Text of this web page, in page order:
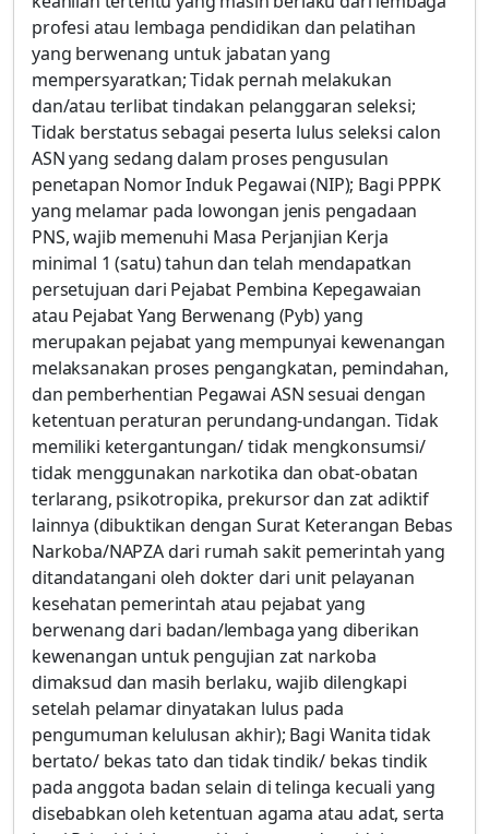
profesi atau lembaga pendidikan dan pelatihan
yang berwenang untuk jabatan yang
mempersyaratkan; Tidak pernah melakukan
dan/atau terlibat tindakan pelanggaran seleksi;
Tidak berstatus sebagai peserta lulus seleksi calon
ASN yang sedang dalam proses pengusulan
penetapan Nomor Induk Pegawai (NIP); Bagi PPPK
yang melamar pada lowongan jenis pengadaan
PNS, wajib memenuhi Masa Perjanjian Kerja
minimal 1 (satu) tahun dan telah mendapatkan
persetujuan dari Pejabat Pembina Kepegawaian
atau Pejabat Yang Berwenang (Pyb) yang
merupakan pejabat yang mempunyai kewenangan
melaksanakan proses pengangkatan, pemindahan,
dan pemberhentian Pegawai ASN sesuai dengan
ketentuan peraturan perundang-undangan. Tidak
memiliki ketergantungan/ tidak mengkonsumsi/
tidak menggunakan narkotika dan obat-obatan
terlarang, psikotropika, prekursor dan zat adiktif
lainnya (dibuktikan dengan Surat Keterangan Bebas
Narkoba/NAPZA dari rumah sakit pemerintah yang
ditandatangani oleh dokter dari unit pelayanan
kesehatan pemerintah atau pejabat yang
berwenang dari badan/lembaga yang diberikan
kewenangan untuk pengujian zat narkoba
dimaksud dan masih berlaku, wajib dilengkapi
setelah pelamar dinyatakan lulus pada
pengumuman kelulusan akhir); Bagi Wanita tidak
bertato/ bekas tato dan tidak tindik/ bekas tindik
pada anggota badan selain di telinga kecuali yang
disebabkan oleh ketentuan agama atau adat, serta